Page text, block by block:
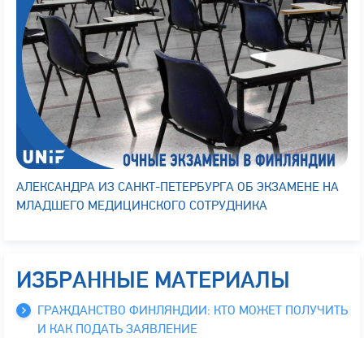
АЛЕКСАНДРА ИЗ САНКТ-ПЕТЕРБУРГА ОБ ЭКЗАМЕНЕ НА
МЛАДШЕГО МЕДИЦИНСКОГО СОТРУДНИКА
ИЗБРАННЫЕ МАТЕРИАЛЫ
ГРАЖДАНСТВО ФИНЛЯНДИИ: КТО МОЖЕТ ПОЛУЧИТЬ
И КАК ПОДАТЬ ЗАЯВЛЕНИЕ